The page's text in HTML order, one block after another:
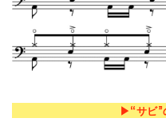
▶︎“サビ